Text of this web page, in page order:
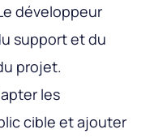
développeur
support et du
projet.
les
cible et ajouter